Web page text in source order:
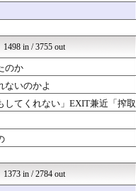
る芸能まとめ
め
拾い読み
乃木坂46櫻坂46...
すゲー速報
タまとめ雑談
に考えた
ETFまとめ速報
カガクニュー...
ゃんねる
えばForYou
1498 in / 3755 out
のか
いのかよ
してくれない」EXIT兼近「搾取
1373 in / 2784 out